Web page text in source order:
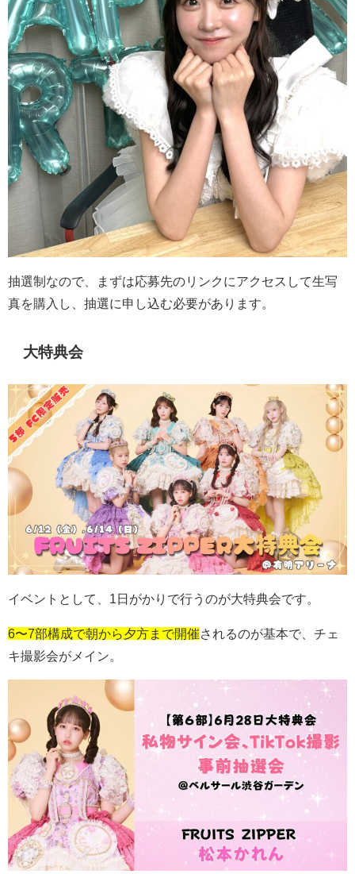
抽選制なので、まずは応募先のリンクにアクセスして生写
真を購入し、抽選に申し込む必要があります。
大特典会
イベントとして、 1 日がかりで行うのが大特典会です。
6〜7部構成で朝から夕方まで開催されるのが基本で、チェ
キ撮影会がメイン。